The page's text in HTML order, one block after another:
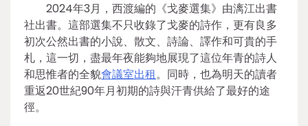
2024年3月，西渡編的《戈麥選集》由漓江出書
社出書。這部選集不只收錄了戈麥的詩作，更有良多
初次公然出書的小說、散文、詩論、譯作和可貴的手
札，這一切，盡最年夜能夠地展現了這位年青的詩人
和思惟者的全貌會議室出租。同時，也為明天的讀者
重返20世紀90年月初期的詩與汗青供給了最好的途
徑。